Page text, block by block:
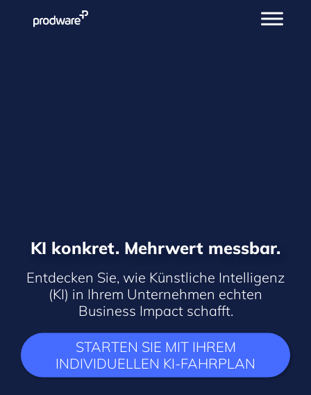
KI konkret. Mehrwert messbar.
Entdecken Sie, wie Künstliche Intelligenz
(KI) in Ihrem Unternehmen echten
Business Impact schafft.
STARTEN SIE MIT IHREM
INDIVIDUELLEN KI-FAHRPLAN